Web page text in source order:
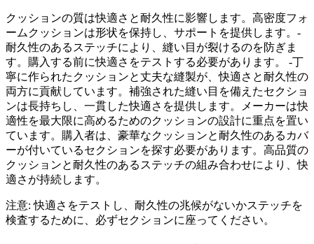
クッションの質は快適さと耐久性に影響します。高密度フォ
ームクッションは形状を保持し、サポートを提供します。-
耐久性のあるステッチにより、縫い目が裂けるのを防ぎま
す。購入する前に快適さをテストする必要があります。 -丁
寧に作られたクッションと丈夫な縫製が、快適さと耐久性の
両方に貢献しています。補強された縫い目を備えたセクショ
ンは長持ちし、一貫した快適さを提供します。メーカーは快
適性を最大限に高めるためのクッションの設計に重点を置い
ています。購入者は、豪華なクッションと耐久性のあるカバ
ーが付いているセクションを探す必要があります。高品質の
クッションと耐久性のあるステッチの組み合わせにより、快
適さが持続します。
注意: 快適さをテストし、耐久性の兆候がないかステッチを
検査するために、必ずセクションに座ってください。